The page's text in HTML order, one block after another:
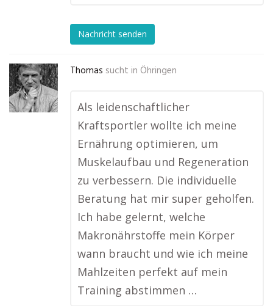
Nachricht senden
Thomas sucht in Öhringen
Als leidenschaftlicher
Kraftsportler wollte ich meine
Ernährung optimieren, um
Muskelaufbau und Regeneration
zu verbessern. Die individuelle
Beratung hat mir super geholfen.
Ich habe gelernt, welche
Makronährstoffe mein Körper
wann braucht und wie ich meine
Mahlzeiten perfekt auf mein
Training abstimmen …